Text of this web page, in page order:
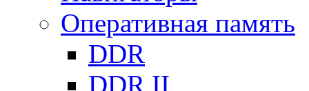
Оперативная память
DDR
DDR II